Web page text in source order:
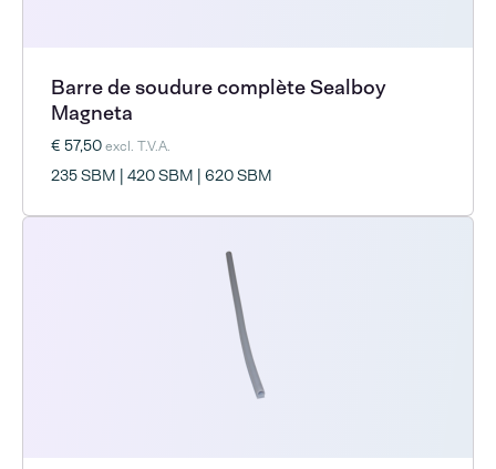
Barre de soudure complète Sealboy
Magneta
€ 57,50excl. T.V.A.
235 SBM | 420 SBM | 620 SBM